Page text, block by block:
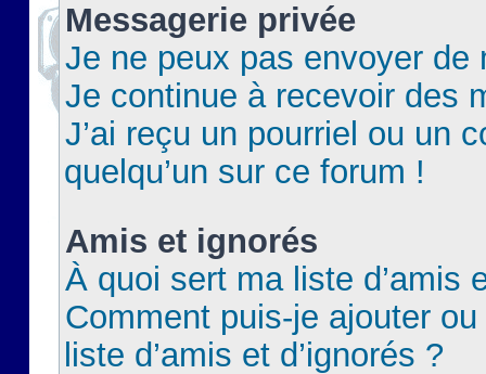
Messagerie privée
Je ne peux pas envoyer de
Je continue à recevoir des
J’ai reçu un pourriel ou un
quelqu’un sur ce forum !
Amis et ignorés
À quoi sert ma liste d’amis
Comment puis-je ajouter
liste d’amis et d’ignorés ?